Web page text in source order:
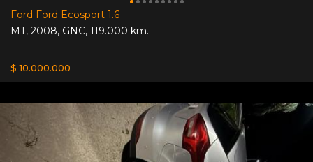
Ford Ford Ecosport 1.6
MT, 2008, GNC, 119.000 km.
$ 10.000.000